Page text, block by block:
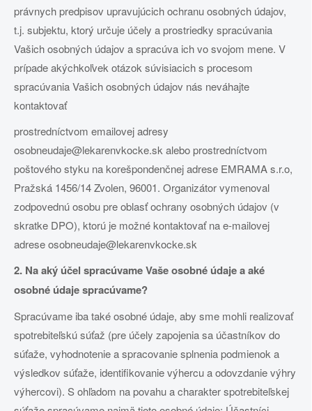
právnych predpisov upravujúcich ochranu osobných údajov,
t.j. subjektu, ktorý určuje účely a prostriedky spracúvania
Vašich osobných údajov a spracúva ich vo svojom mene. V
prípade akýchkoľvek otázok súvisiacich s procesom
spracúvania Vašich osobných údajov nás neváhajte
kontaktovať
prostredníctvom emailovej adresy
osobneudaje@lekarenvkocke.sk alebo prostredníctvom
poštového styku na korešpondenčnej adrese EMRAMA s.r.o,
Pražská 1456/14 Zvolen, 96001. Organizátor vymenoval
zodpovednú osobu pre oblasť ochrany osobných údajov (v
skratke DPO), ktorú je možné kontaktovať na e-mailovej
adrese osobneudaje@lekarenvkocke.sk
2. Na aký účel spracúvame Vaše osobné údaje a aké
osobné údaje spracúvame?
Spracúvame iba také osobné údaje, aby sme mohli realizovať
spotrebiteľskú súťaž (pre účely zapojenia sa účastníkov do
súťaže, vyhodnotenie a spracovanie splnenia podmienok a
výsledkov súťaže, identifikovanie výhercu a odovzdanie výhry
výhercovi). S ohľadom na povahu a charakter spotrebiteľskej